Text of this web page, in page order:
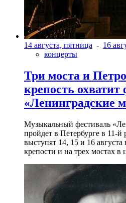
14 августа, пятница - 16
концерты
Три моста и
крепость охватит
«Ленинградские
Музыкальный фестиваль
пройдет в Петербурге в 11-
выступят 14, 15 и 16
крепости и на трех мостах